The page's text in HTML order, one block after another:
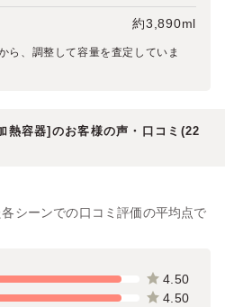
約3,890ml
ら、調整して容量を査定していま
熱容器]のお客様の声・口コミ(22
シーンでの口コミ評価の平均点で
4.50
4.50